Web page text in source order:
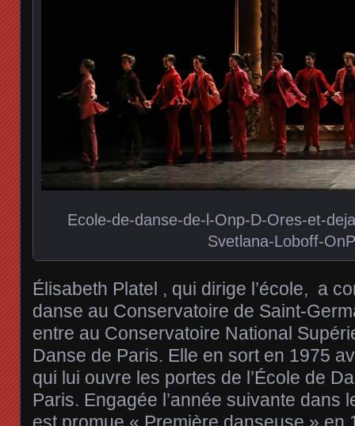
Ecole-de-danse-de-l-Onp-D-Ores-et-
Svetlana-Loboff-OnP
Élisabeth Platel , qui dirige l’école, a
danse au Conservatoire de Saint-
entre au Conservatoire National
Danse de Paris. Elle en sort en 1975
qui lui ouvre les portes de l’École de
Paris. Engagée l’année suivante dans
est promue « Première danseuse » en